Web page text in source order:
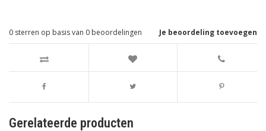
Je beoordeling toevoegen
0 sterren op basis van 0 beoordelingen
Gerelateerde producten